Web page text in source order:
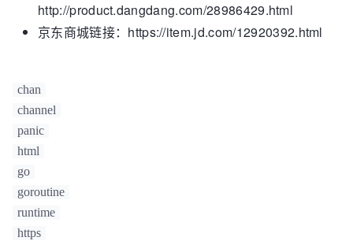
http://product.dangdang.com/28986429.html
京东商城链接：https://item.jd.com/12920392.html
chan
channel
panic
html
go
goroutine
runtime
https